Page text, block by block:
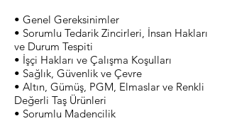
• Genel Gereksinimler
• Sorumlu Tedarik Zincirleri, İnsan Hakları
ve Durum Tespiti
• İşçi Hakları ve Çalışma Koşulları
• Sağlık, Güvenlik ve Çevre
• Altın, Gümüş, PGM, Elmaslar ve Renkli
Değerli Taş Ürünleri
• Sorumlu Madencilik